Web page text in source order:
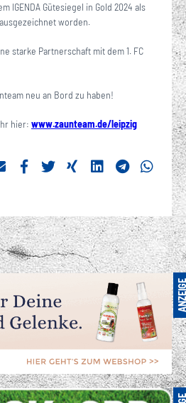
IGENDA Gütesiegel in Gold 2024 als
worden.
starke Partnerschaft mit dem 1. FC
neu an Bord zu haben!
hier: www.zaunteam.de/leipzig